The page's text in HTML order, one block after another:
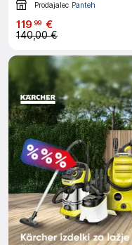
Prodajalec Panteh
119 99 €
140,00 €